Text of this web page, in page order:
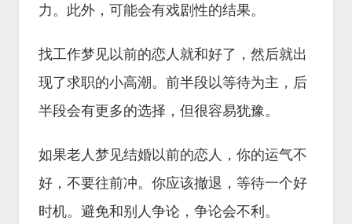
力。此外，可能会有戏剧性的结果。
找工作梦见以前的恋人就和好了，然后就出
现了求职的小高潮。前半段以等待为主，后
半段会有更多的选择，但很容易犹豫。
如果老人梦见结婚以前的恋人，你的运气不
好，不要往前冲。你应该撤退，等待一个好
时机。避免和别人争论，争论会不利。